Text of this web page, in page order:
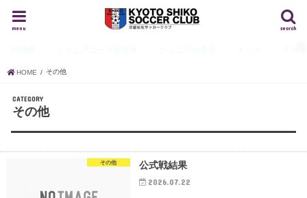
search
menu
HOME その他
CATEGORY
その他
その他 公式戦結果
2026.07.22